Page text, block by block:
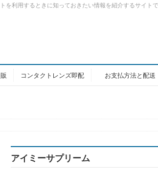
を利用するときに知っておきたい情報を紹介するサイトで
コンタクトレンズ即配 お支払方法と配送
アイミーサプリーム